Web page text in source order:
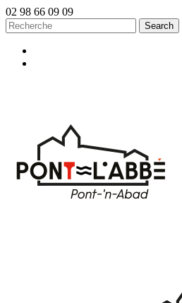
02 98 66 09 09